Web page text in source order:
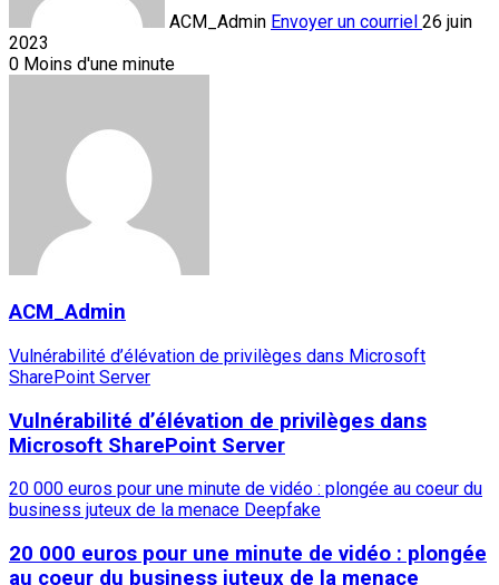
ACM_Admin Envoyer un courriel 26 juin
2023
0 Moins d'une minute
ACM_Admin
Vulnérabilité d’élévation de privilèges dans Microsoft
SharePoint Server
Vulnérabilité d’élévation de privilèges dans
Microsoft SharePoint Server
20 000 euros pour une minute de vidéo : plongée au coeur du
business juteux de la menace Deepfake
20 000 euros pour une minute de vidéo : plongée
au coeur du business juteux de la menace